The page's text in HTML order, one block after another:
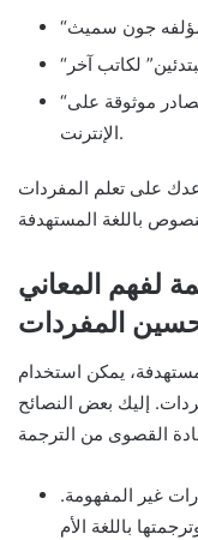
“مقالات تعليمية في مجال اللغة” من مصادر موثوقة على
الإنترنت.
على تعلم المفردات
لفهم المعاني
المفردات
يمكن استخدام
إليك بعض النصائح
غير المفهومة.
باللغة الأم